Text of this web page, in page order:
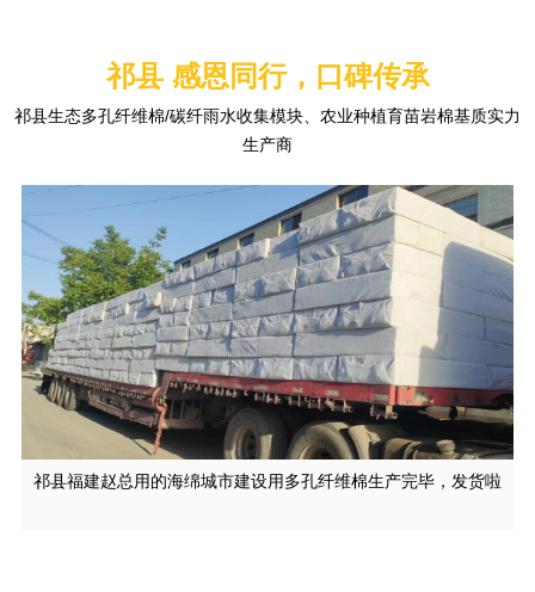
祁县 感恩同行，口碑传承
祁县生态多孔纤维棉/碳纤雨水收集模块、农业种植育苗岩棉基质实力
生产商
祁县福建赵总用的海绵城市建设用多孔纤维棉生产完毕，发货啦